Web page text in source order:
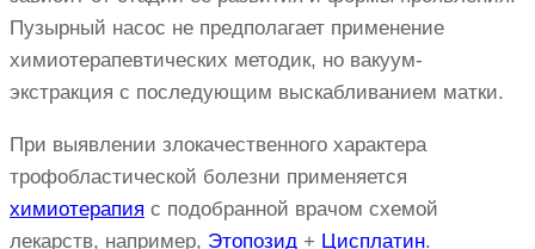
Пузырный насос не предполагает применение
химиотерапевтических методик, но вакуум-
экстракция с последующим выскабливанием матки.
При выявлении злокачественного характера
трофобластической болезни применяется
химиотерапия с подобранной врачом схемой
лекарств, например, Этопозид + Цисплатин.